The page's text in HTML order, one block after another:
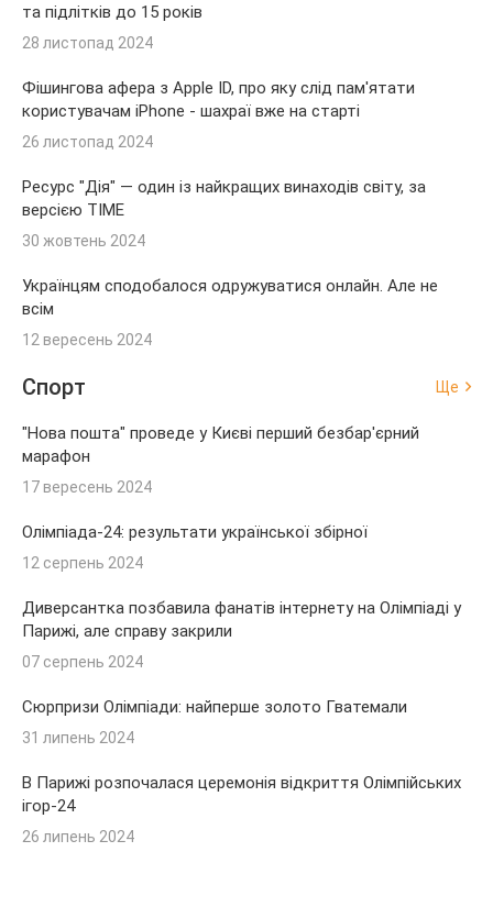
та підлітків до 15 років
28 листопад 2024
Фішингова афера з Apple ID, про яку слід пам'ятати
користувачам iPhone - шахраї вже на старті
26 листопад 2024
Ресурс "Дія" — один із найкращих винаходів світу, за
версією TIME
30 жовтень 2024
Українцям сподобалося одружуватися онлайн. Але не
всім
12 вересень 2024
Спорт Ще
"Нова пошта" проведе у Києві перший безбар'єрний
марафон
17 вересень 2024
Олімпіада-24: результати української збірної
12 серпень 2024
Диверсантка позбавила фанатів інтернету на Олімпіаді у
Парижі, але справу закрили
07 серпень 2024
Сюрпризи Олімпіади: найперше золото Гватемали
31 липень 2024
В Парижі розпочалася церемонія відкриття Олімпійських
ігор-24
26 липень 2024